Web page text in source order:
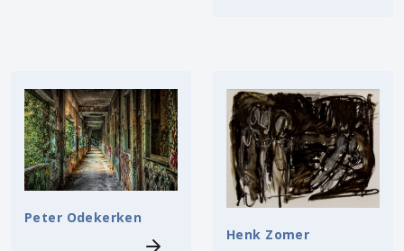
Peter Odekerken
Henk Zomer